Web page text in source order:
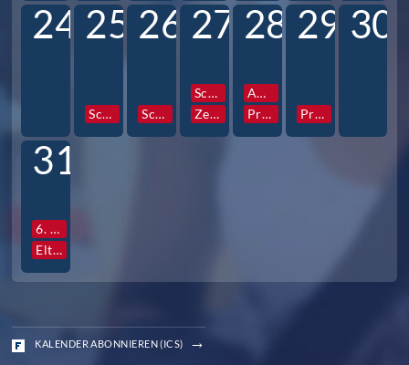
24 25
Schulfotograf
26
Schulfotograf
27
Schulfotograf
Zentrale Info- und Elternabende 6
28
AG Vorstellung
Prefects Reise
29
Prefects Reise
30
31
6. Std. Vollversammlung Jg. S3
Elternabende S3
KALENDER ABONNIEREN (ICS)